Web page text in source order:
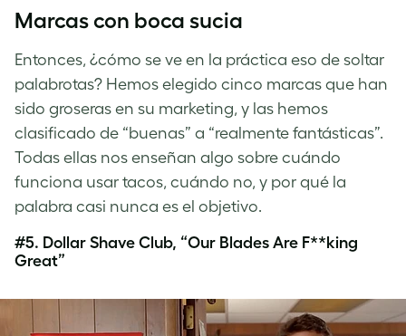
Marcas con boca sucia
Entonces, ¿cómo se ve en la práctica eso de soltar
palabrotas? Hemos elegido cinco marcas que han
sido groseras en su marketing, y las hemos
clasificado de “buenas” a “realmente fantásticas”.
Todas ellas nos enseñan algo sobre cuándo
funciona usar tacos, cuándo no, y por qué la
palabra casi nunca es el objetivo.
#5. Dollar Shave Club, “Our Blades Are F**king
Great”